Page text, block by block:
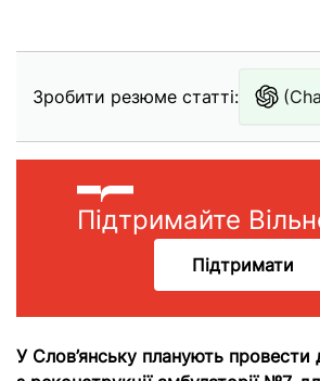
Зробити резюме статті:
Підтримайте
Підтримати
У Слов’янську планують провести